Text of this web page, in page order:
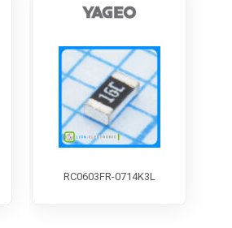
RC0603FR-0714K3L